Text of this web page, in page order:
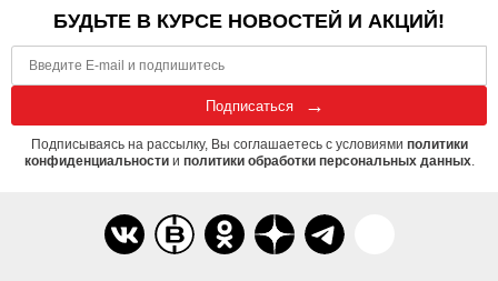
БУДЬТЕ В КУРСЕ НОВОСТЕЙ И АКЦИЙ!
Подписаться
Подписываясь на рассылку, Вы соглашаетесь с условиями политики
конфиденциальностии политики обработки персональных данных.